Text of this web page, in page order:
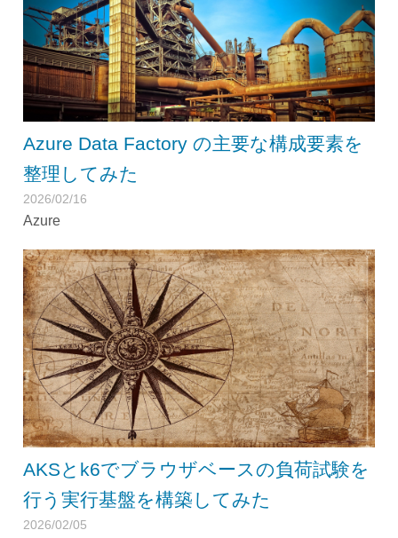
Azure Data Factory の主要な構成要素を
整理してみた
2026/02/16
Azure
AKSとk6でブラウザベースの負荷試験を
行う実行基盤を構築してみた
2026/02/05